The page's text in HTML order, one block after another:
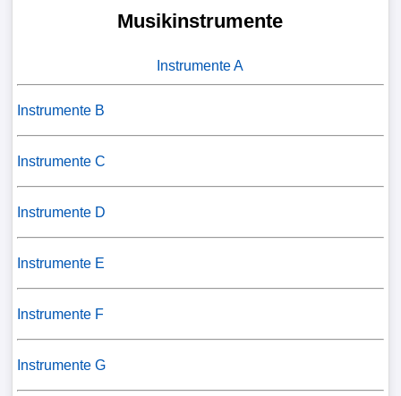
Musikinstrumente
Instrumente A
Instrumente B
Instrumente C
Instrumente D
Instrumente E
Instrumente F
Instrumente G